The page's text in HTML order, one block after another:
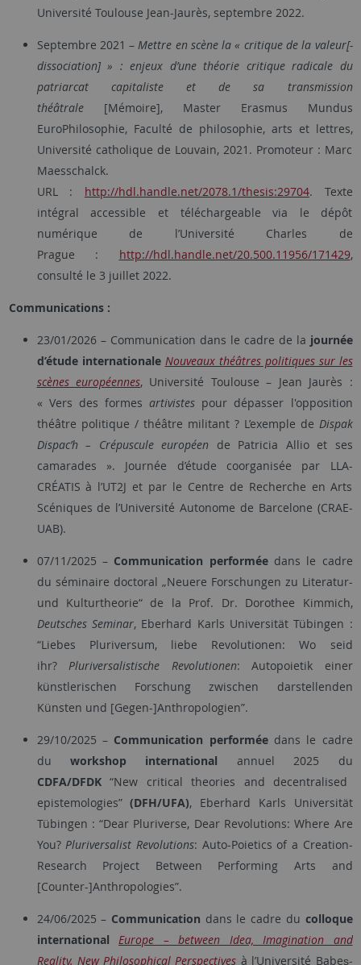
Université Toulouse Jean-Jaurès, septembre 2022.
Septembre 2021 – Mettre en scène la « critique de la valeur[-
dissociation] » : enjeux d’une théorie critique radicale du
patriarcat capitaliste et de sa transmission
théâtrale[Mémoire], Master Erasmus Mundus
EuroPhilosophie, Faculté de philosophie, arts et lettres,
Université catholique de Louvain, 2021. Promoteur : Marc
Maesschalck.
URL : http://hdl.handle.net/2078.1/thesis:29704. Texte
intégral accessible et téléchargeable via le dépôt
numérique de l’Université Charles de
Prague : http://hdl.handle.net/20.500.11956/171429,
consulté le 3 juillet 2022.
Communications :
23/01/2026 – Communication dans le cadre de la journée
d’étude internationale Nouveaux théâtres politiques sur les
scènes européennes, Université Toulouse – Jean Jaurès :
« Vers des formesartivistes pour dépasser l'opposition
théâtre politique / théâtre militant ? L’exemple de Dispak
Dispac’h – Crépuscule européen de Patricia Allio et ses
camarades ». Journée d’étude coorganisée par LLA-
CRÉATIS à l’UT2J et par le Centre de Recherche en Arts
Scéniques de l’Université Autonome de Barcelone (CRAE-
UAB).
07/11/2025 – Communication performéedans le cadre
du séminaire doctoral „Neuere Forschungen zu Literatur-
und Kulturtheorie“ de la Prof. Dr. Dorothee Kimmich,
Deutsches Seminar, Eberhard Karls Universität Tübingen :
“Liebes Pluriversum, liebe Revolutionen: Wo seid
ihr? Pluriversalistische Revolutionen: Autopoietik einer
künstlerischen Forschung zwischen darstellenden
Künsten und [Gegen-]Anthropologien”.
29/10/2025 – Communication performéedans le cadre
du workshop international annuel 2025 du
CDFA/DFDK “New critical theories and decentralised
epistemologies”(DFH/UFA), Eberhard Karls Universität
Tübingen : “Dear Pluriverse, Dear Revolutions: Where Are
You? Pluriversalist Revolutions: Auto-Poietics of a Creation-
Research Project Between Performing Arts and
[Counter-]Anthropologies”.
24/06/2025 – Communication dans le cadre du colloque
international Europe – between Idea, Imagination and
Reality. New Philosophical Perspectives à l’Université Babeș-